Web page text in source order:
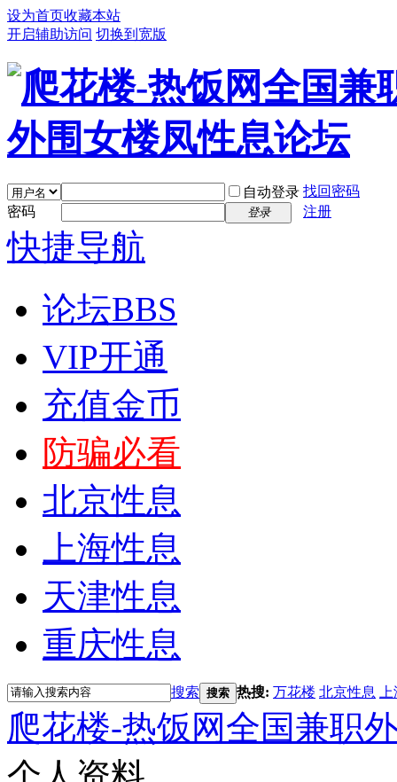
设为首页收藏本站
开启辅助访问 切换到宽版
自动登录 找回密码
密码
登录 注册
快捷导航
论坛BBS
VIP开通
充值金币
防骗必看
北京性息
上海性息
天津性息
重庆性息
搜索 搜索 热搜: 万花楼 北京性息
爬花楼-热饭网全国兼职